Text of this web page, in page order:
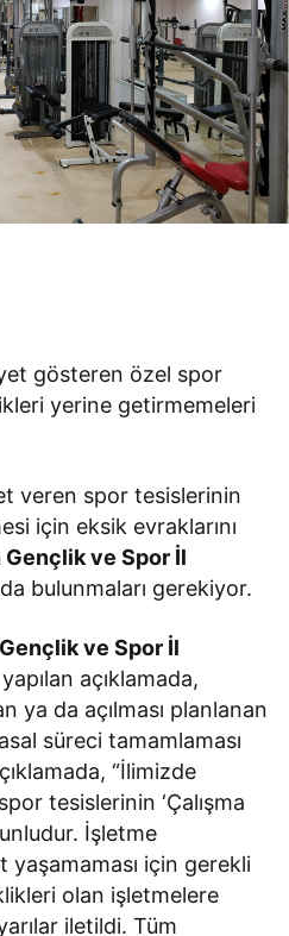
gösteren özel spor
yerine getirmemeleri
veren spor tesislerinin
için eksik evraklarını
Gençlik ve Spor İl
bulunmaları gerekiyor.
ve Spor İl
açıklamada,
ya da açılması planlanan
süreci tamamlaması
“İlimizde
tesislerinin ‘Çalışma
İşletme
için gerekli
olan işletmelere
iletildi. Tüm